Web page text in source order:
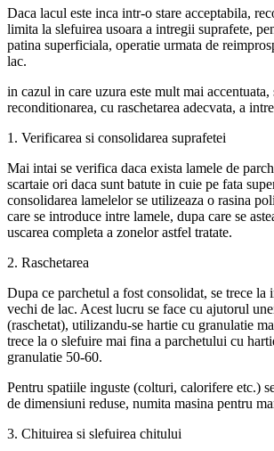
Daca lacul este inca intr-o stare acceptabila,
limita la slefuirea usoara a intregii suprafete,
patina superficiala, operatie urmata de
lac.
in cazul in care uzura este mult mai accentuata,
reconditionarea, cu raschetarea adecvata, a
1. Verificarea si consolidarea suprafetei
Mai intai se verifica daca exista lamele de
scartaie ori daca sunt batute in cuie pe fata
consolidarea lamelelor se utilizeaza o rasina
care se introduce intre lamele, dupa care se
uscarea completa a zonelor astfel tratate.
2. Raschetarea
Dupa ce parchetul a fost consolidat, se trece la
vechi de lac. Acest lucru se face cu ajutorul
(raschetat), utilizandu-se hartie cu granulatie
trece la o slefuire mai fina a parchetului cu
granulatie 50-60.
Pentru spatiile inguste (colturi, calorifere etc.)
de dimensiuni reduse, numita masina pentru
3. Chituirea si slefuirea chitului